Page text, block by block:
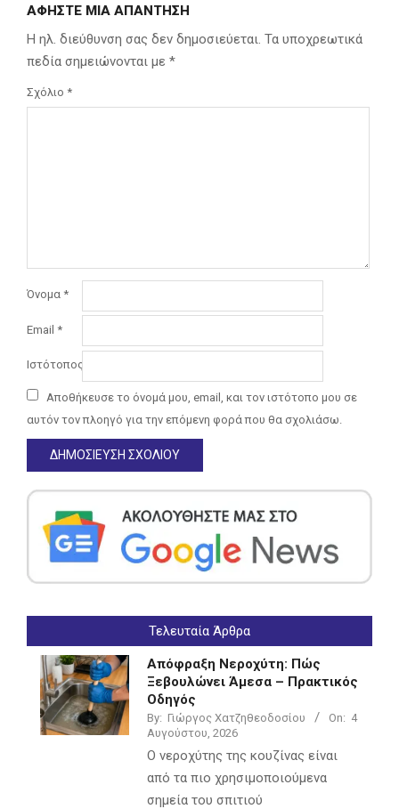
ΑΦΉΣΤΕ ΜΙΑ ΑΠΆΝΤΗΣΗ
Η ηλ. διεύθυνση σας δεν δημοσιεύεται. Τα υποχρεωτικά
πεδία σημειώνονται με *
Σχόλιο *
Όνομα *
Email *
Ιστότοπος
Αποθήκευσε το όνομά μου, email, και τον ιστότοπο μου σε
αυτόν τον πλοηγό για την επόμενη φορά που θα σχολιάσω.
Τελευταία Άρθρα
Απόφραξη Νεροχύτη: Πώς
Ξεβουλώνει Άμεσα – Πρακτικός
Οδηγός
By: Γιώργος Χατζηθεοδοσίου On: 4
Αυγούστου, 2026
Ο νεροχύτης της κουζίνας είναι
από τα πιο χρησιμοποιούμενα
σημεία του σπιτιού